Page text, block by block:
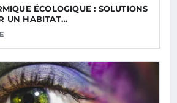
ÉCOLOGIQUE : SOLUTIONS
UN HABITAT…